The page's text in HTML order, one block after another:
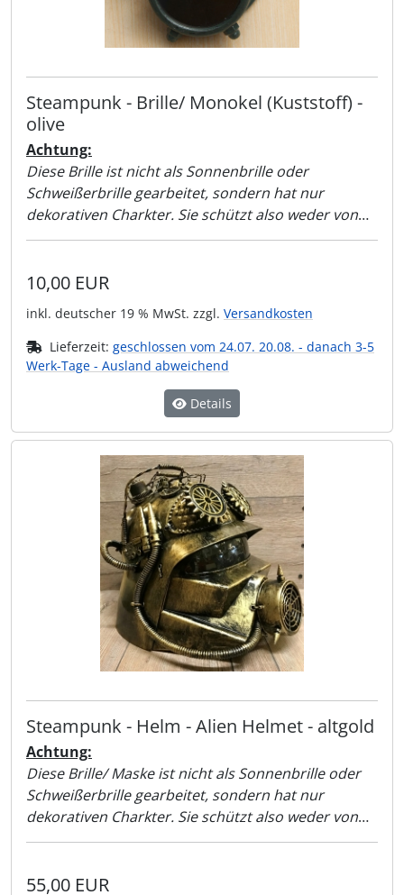
Steampunk - Brille/ Monokel (Kuststoff) -
olive
Achtung:
Diese Brille ist nicht als Sonnenbrille oder
Schweißerbrille gearbeitet, sondern hat nur
dekorativen Charkter. Sie schützt also weder von
Sonnenlicht noch vor der Schweißer-Flamme!!
10,00 EUR
inkl. deutscher 19 % MwSt. zzgl. Versandkosten
Lieferzeit: geschlossen vom 24.07. 20.08. - danach 3-5
Werk-Tage - Ausland abweichend
Details
Steampunk - Helm - Alien Helmet - altgold
Achtung:
Diese Brille/ Maske ist nicht als Sonnenbrille oder
Schweißerbrille gearbeitet, sondern hat nur
dekorativen Charkter. Sie schützt also weder von
Sonnenlicht noch vor der Schweißer-Flamme!!
55,00 EUR